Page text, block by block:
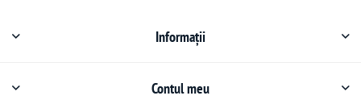
Informații
Contul meu